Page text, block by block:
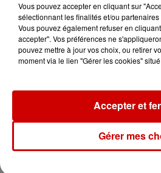
Podcasts
Vous pouvez accepter en cliquant sur
sélectionnant les finalités et/ou
Vous pouvez également refuser en
accepter". Vos préférences ne
pouvez mettre à jour vos choix, ou retirer
moment via le lien "Gérer les cookies"
Gérer mes
Accepter et